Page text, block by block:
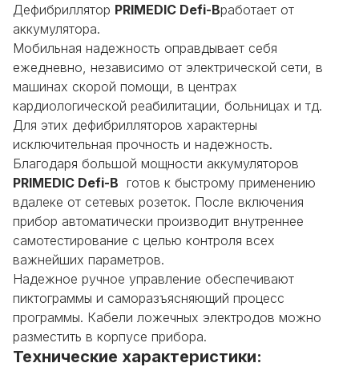
Дефибриллятор PRIMEDIC Defi-Bработает от
аккумулятора.
Мобильная надежность оправдывает себя
ежедневно, независимо от электрической сети, в
машинах скорой помощи, в центрах
кардиологической реабилитации, больницах и тд.
Для этих дефибрилляторов характерны
исключительная прочность и надежность.
Благодаря большой мощности аккумуляторов
PRIMEDIC Defi-B готов к быстрому применению
вдалеке от сетевых розеток. После включения
прибор автоматически производит внутреннее
самотестирование с целью контроля всех
важнейших параметров.
Надежное ручное управление обеспечивают
пиктограммы и саморазъясняющий процесс
программы. Кабели ложечных электродов можно
разместить в корпусе прибора.
Технические характеристики: